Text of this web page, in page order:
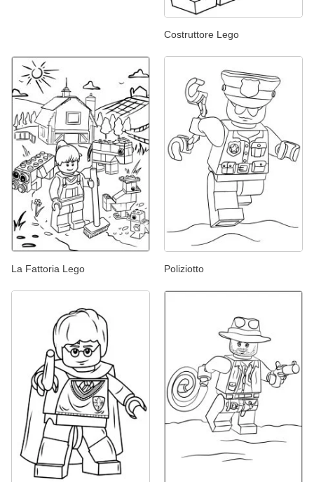
Costruttore Lego
La Fattoria Lego Poliziotto